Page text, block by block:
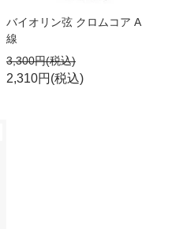
バイオリン弦 クロムコア A
線
3,300円(税込)
2,310円(税込)